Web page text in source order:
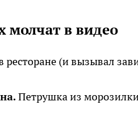
молчат в видео
ресторане (и вызывал
Петрушка из